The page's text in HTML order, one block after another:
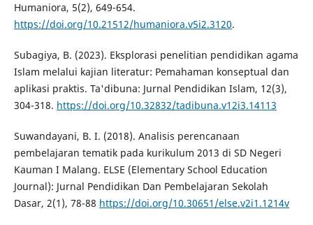
Humaniora, 5(2), 649-654.
https://doi.org/10.21512/humaniora.v5i2.3120.
Subagiya, B. (2023). Eksplorasi penelitian pendidikan agama
Islam melalui kajian literatur: Pemahaman konseptual dan
aplikasi praktis. Ta'dibuna: Jurnal Pendidikan Islam, 12(3),
304-318. https://doi.org/10.32832/tadibuna.v12i3.14113
Suwandayani, B. I. (2018). Analisis perencanaan
pembelajaran tematik pada kurikulum 2013 di SD Negeri
Kauman I Malang. ELSE (Elementary School Education
Journal): Jurnal Pendidikan Dan Pembelajaran Sekolah
Dasar, 2(1), 78-88 https://doi.org/10.30651/else.v2i1.1214v